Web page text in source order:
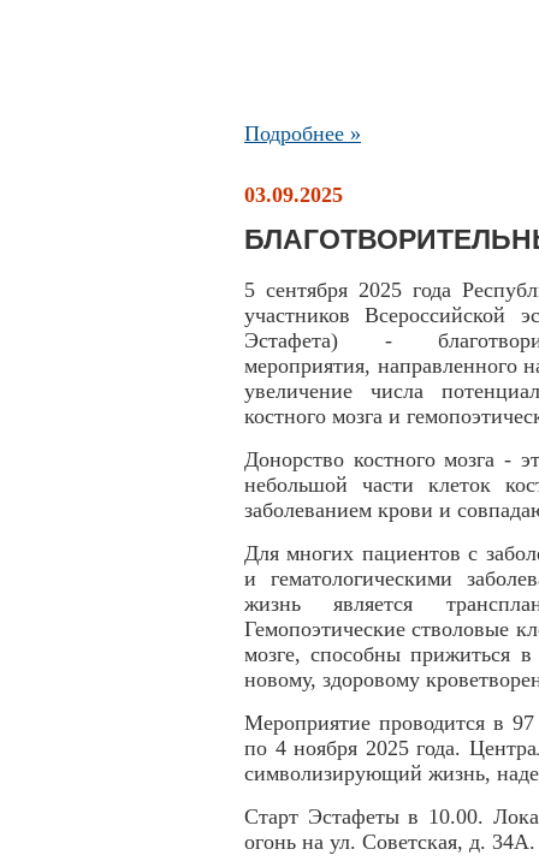
Подробнее »
03.09.2025
5 сентября 2025 года
участников Всероссийской
Эстафета) -
мероприятия, направленного
увеличение числа
костного мозга и
Донорство костного мозга -
небольшой части клеток
заболеванием крови и
Для многих пациентов с
и гематологическими
жизнь является
Гемопоэтические стволовые
мозге, способны прижиться в
новому, здоровому
Мероприятие проводится в
по 4 ноября 2025 года.
символизирующий жизнь,
Старт Эстафеты в 10.00.
огонь на ул. Советская, д. 34А.